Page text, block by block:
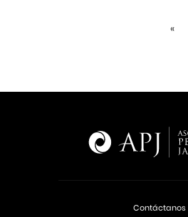
«
Contáctanos